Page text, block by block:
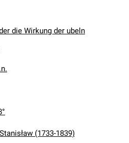
die Wirkung der ubeln
(1733-1839)